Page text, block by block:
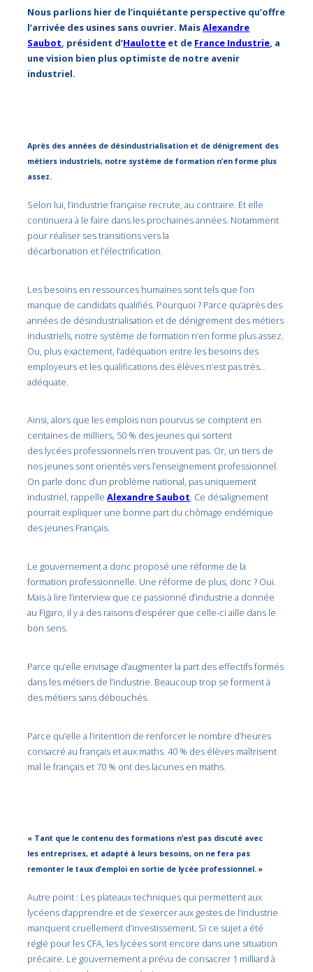
Nous parlions hier de l’inquiétante perspective qu’offre
l’arrivée des usines sans ouvrier. MaisAlexandre
Saubot, président d’Haulotte et de France Industrie, a
une vision bien plus optimiste de notre avenir
industriel.
Après des années de désindustrialisation et de dénigrement des
métiers industriels, notre système de formation n’en forme plus
assez.
Selon lui, l’industrie française recrute, au contraire. Et elle
continuera à le faire dans les prochaines années. Notamment
pour réaliser ses transitions vers la
décarbonation et l’électrification.
Les besoins en ressources humaines sont tels que l’on
manque de candidats qualifiés. Pourquoi ? Parce qu’après des
années de désindustrialisation et de dénigrement des métiers
industriels, notre système de formation n’en forme plus assez.
Ou, plus exactement, l’adéquation entre les besoins des
employeurs et les qualifications des élèves n’est pas très…
adéquate.
Ainsi, alors que les emplois non pourvus se comptent en
centaines de milliers, 50 % des jeunes qui sortent
des lycées professionnels n’en trouvent pas. Or, un tiers de
nos jeunes sont orientés vers l’enseignement professionnel.
On parle donc d’un problème national, pas uniquement
industriel, rappelleAlexandre Saubot. Ce désalignement
pourrait expliquer une bonne part du chômage endémique
des jeunes Français.
Le gouvernement a donc proposé une réforme de la
formation professionnelle. Une réforme de plus, donc ? Oui.
Mais à lire l’interview que ce passionné d’industrie a donnée
au Figaro, il y a des raisons d’espérer que celle-ci aille dans le
bon sens.
Parce qu’elle envisage d’augmenter la part des effectifs formés
dans les métiers de l’industrie. Beaucoup trop se forment à
des métiers sans débouchés.
Parce qu’elle a l’intention de renforcer le nombre d’heures
consacré au français et aux maths. 40 % des élèves maîtrisent
mal le français et 70 % ont des lacunes en maths.
« Tant que le contenu des formations n’est pas discuté avec
les entreprises, et adapté à leurs besoins, on ne fera pas
remonter le taux d’emploi en sortie de lycée professionnel. »
Autre point : Les plateaux techniques qui permettent aux
lycéens d’apprendre et de s’exercer aux gestes de l’industrie
manquent cruellement d’investissement. Si ce sujet a été
réglé pour les CFA, les lycées sont encore dans une situation
précaire. Le gouvernement a prévu de consacrer 1 milliard à